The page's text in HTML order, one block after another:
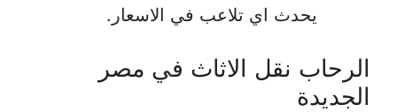
يحدث اي تلاعب في الاسعار.
الرحاب نقل الاثاث في مصر
الجديدة